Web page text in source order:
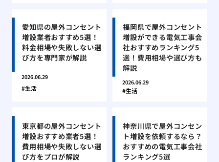
愛知県の屋外コンセント
増設業者おすすめ5選！
料金相場や失敗しない選
び方を専門家が解説
2026.06.29
生活
福岡県で屋外コンセント
増設ができる電気工事会
社おすすめランキング5
選！費用相場や選び方も
解説
2026.06.29
生活
東京都の屋外コンセント
増設おすすめ業者5選！
費用相場や失敗しない選
び方をプロが解説
神奈川県で屋外コンセン
ト増設を依頼するなら？
おすすめの電気工事会社
ランキング5選